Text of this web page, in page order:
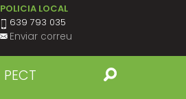
POLICIA LOCAL
639 793 035
Enviar correu
PECT